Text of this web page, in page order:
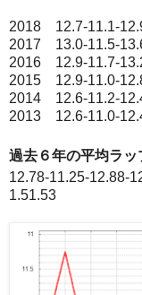
2018 12.7-11.1-
2017 13.0-11.5-
2016 12.9-11.7-
2015 12.9-11.0-
2014 12.6-11.2-
2013 12.6-11.0-
過去６年の平均ラッ
12.78-11.25-12.88-
1.51.53